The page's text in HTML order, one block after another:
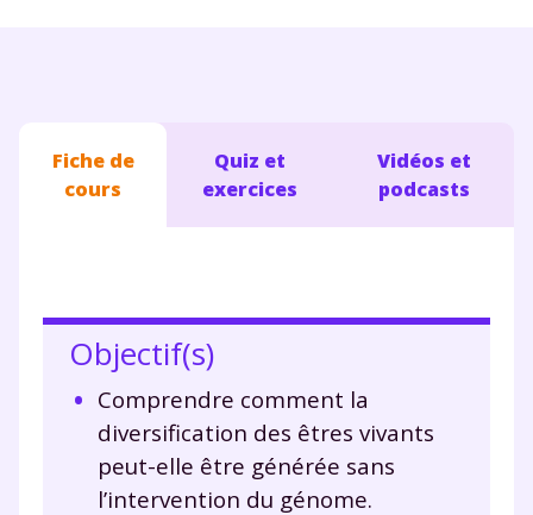
Fiche de
cours
Quiz et
exercices
Vidéos et
podcasts
Objectif(s)
Comprendre comment la
diversification des êtres vivants
peut-elle être générée sans
l’intervention du génome.